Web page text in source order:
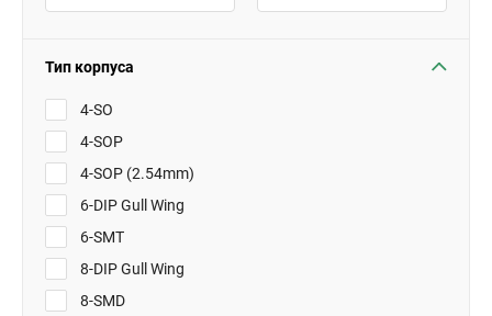
Тип корпуса
4-SO
4-SOP
4-SOP (2.54mm)
6-DIP Gull Wing
6-SMT
8-DIP Gull Wing
8-SMD